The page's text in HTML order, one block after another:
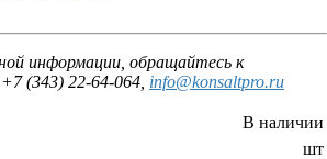
информации, обращайтесь к
(343) 22-64-064, info@konsaltpro.ru
В наличии
шт